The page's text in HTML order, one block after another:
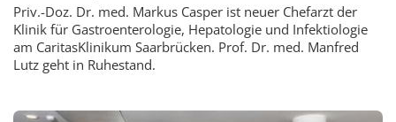
Priv.-Doz. Dr. med. Markus Casper ist neuer Chefarzt der
Klinik für Gastroenterologie, Hepatologie und Infektiologie
am CaritasKlinikum Saarbrücken. Prof. Dr. med. Manfred
Lutz geht in Ruhestand.